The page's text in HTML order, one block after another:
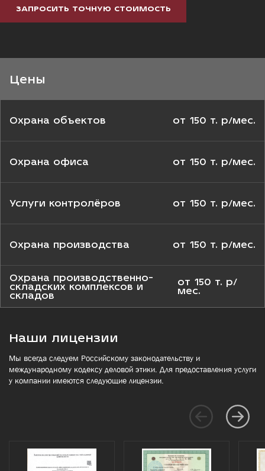
ЗАПРОСИТЬ ТОЧНУЮ СТОИМОСТЬ
Цены
Охрана объектов от 150 т. р/мес.
Охрана офиса от 150 т. р/мес.
Услуги контролёров от 150 т. р/мес.
Охрана производства от 150 т. р/мес.
Охрана производственно-
складских комплексов и
складов
от 150 т. р/
мес.
Наши лицензии
Мы всегда следуем Российскому законодательству и
международному кодексу деловой этики. Для предоставления услуги
у компании имеются следующие лицензии.